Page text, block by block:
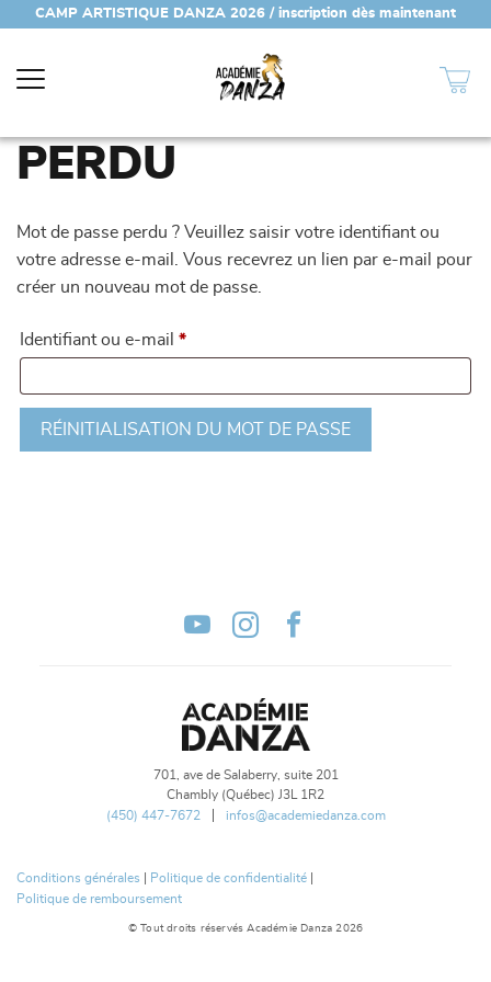
CAMP ARTISTIQUE DANZA 2026 / inscription dès maintenant
PERDU
Mot de passe perdu ? Veuillez saisir votre identifiant ou
votre adresse e-mail. Vous recevrez un lien par e-mail pour
créer un nouveau mot de passe.
Identifiant ou e-mail *Obligatoire
RÉINITIALISATION DU MOT DE PASSE
701, ave de Salaberry, suite 201
Chambly (Québec) J3L 1R2
(450) 447-7672
infos@academiedanza.com
Conditions générales Politique de confidentialité
Politique de remboursement
© Tout droits réservés Académie Danza 2026